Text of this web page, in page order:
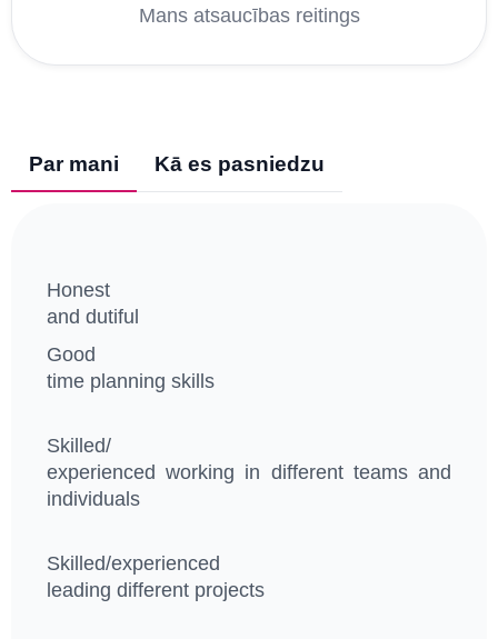
Mans atsaucības reitings
Par mani Kā es pasniedzu
Honest
and dutiful
Good
time planning skills
Skilled/
experienced working in different teams and
individuals
Skilled/experienced
leading different projects